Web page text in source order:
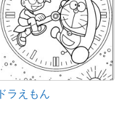
ドラえもん